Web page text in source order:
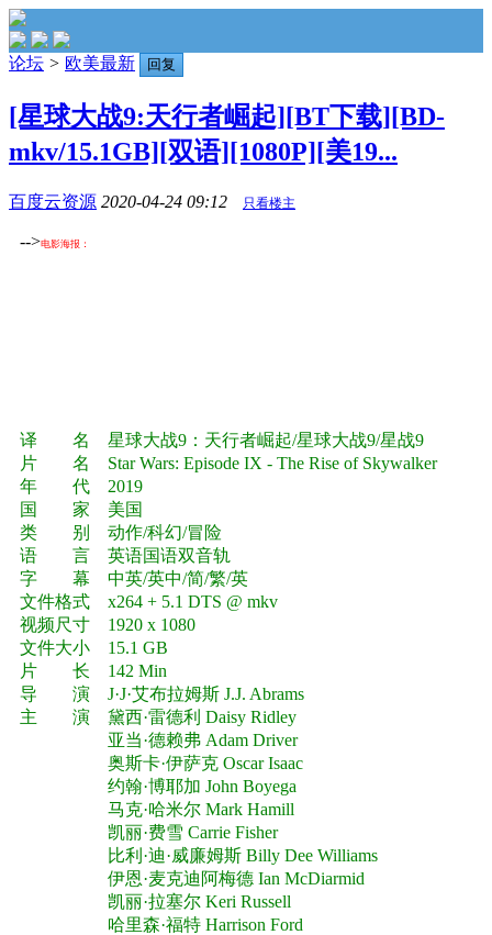
论坛 > 欧美最新 回复
[星球大战9:天行者崛起][BT下载][BD-
mkv/15.1GB][双语][1080P][美19...
百度云资源 2020-04-24 09:12 只看楼主
-->电影海报：
译 名 星球大战9：天行者崛起/星球大战9/星战9
片 名 Star Wars: Episode IX - The Rise of Skywalker
年 代 2019
国 家 美国
类 别 动作/科幻/冒险
语 言 英语国语双音轨
字 幕 中英/英中/简/繁/英
文件格式 x264 + 5.1 DTS @ mkv
视频尺寸 1920 x 1080
文件大小 15.1 GB
片 长 142 Min
导 演 J·J·艾布拉姆斯 J.J. Abrams
主 演 黛西·雷德利 Daisy Ridley
亚当·德赖弗 Adam Driver
奥斯卡·伊萨克 Oscar Isaac
约翰·博耶加 John Boyega
马克·哈米尔 Mark Hamill
凯丽·费雪 Carrie Fisher
比利·迪·威廉姆斯 Billy Dee Williams
伊恩·麦克迪阿梅德 Ian McDiarmid
凯丽·拉塞尔 Keri Russell
哈里森·福特 Harrison Ford